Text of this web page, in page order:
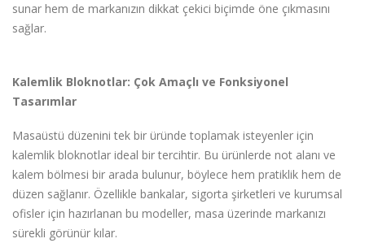
sunar hem de markanızın dikkat çekici biçimde öne çıkmasını
sağlar.
Kalemlik Bloknotlar: Çok Amaçlı ve Fonksiyonel
Tasarımlar
Masaüstü düzenini tek bir üründe toplamak isteyenler için
kalemlik bloknotlar ideal bir tercihtir. Bu ürünlerde not alanı ve
kalem bölmesi bir arada bulunur, böylece hem pratiklik hem de
düzen sağlanır. Özellikle bankalar, sigorta şirketleri ve kurumsal
ofisler için hazırlanan bu modeller, masa üzerinde markanızı
sürekli görünür kılar.